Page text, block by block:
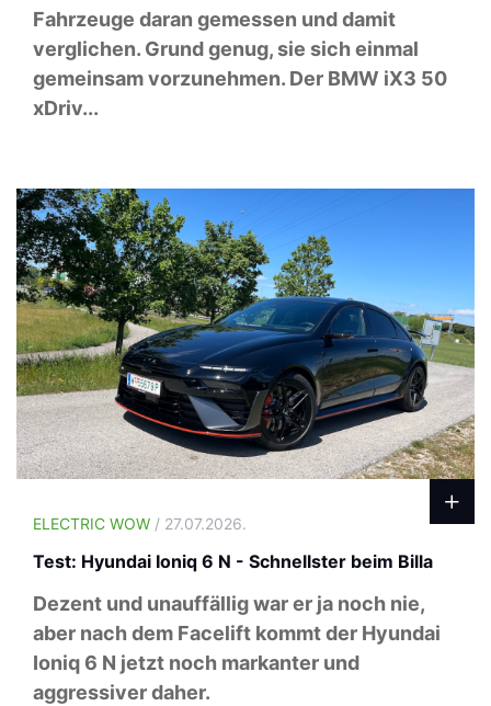
Fahrzeuge daran gemessen und damit
verglichen. Grund genug, sie sich einmal
gemeinsam vorzunehmen. Der BMW iX3 50
xDriv...
ELECTRIC WOW / 27.07.2026.
Test: Hyundai Ioniq 6 N - Schnellster beim Billa
Dezent und unauffällig war er ja noch nie,
aber nach dem Facelift kommt der Hyundai
Ioniq 6 N jetzt noch markanter und
aggressiver daher.